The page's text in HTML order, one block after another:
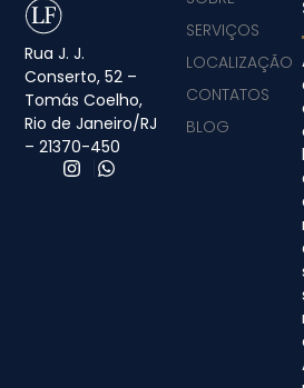
Rua J. J.
Conserto, 52 –
Tomás Coelho,
Rio de Janeiro/RJ
– 21370-450
SERVIÇOS
LOCALIZAÇÃO
CONTATOS
BLOG